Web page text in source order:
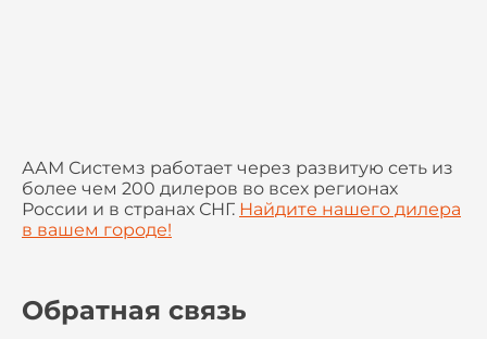
ААМ Системз работает через развитую сеть из
более чем 200 дилеров во всех регионах
России и в странах СНГ. Найдите нашего дилера
в вашем городе!
Обратная связь